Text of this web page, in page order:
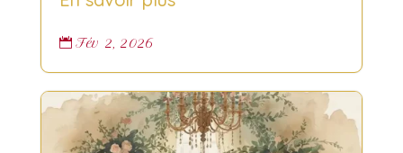
 Fév 2, 2026